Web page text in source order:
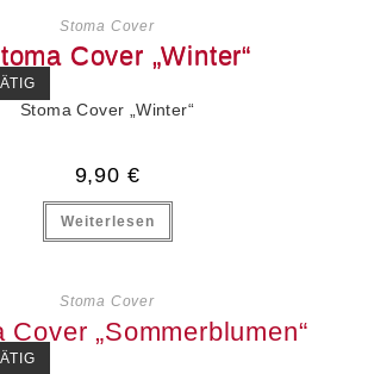
Stoma Cover
Stoma Cover „Winter“
9,90 €
Weiterlesen
Stoma Cover